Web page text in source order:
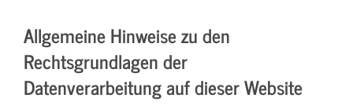
Allgemeine Hinweise zu den
Rechtsgrundlagen der
Datenverarbeitung auf dieser Website